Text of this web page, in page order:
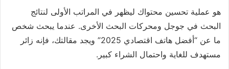
هو عملية تحسين محتواك ليظهر في المراتب الأولى لنتائج
البحث في جوجل ومحركات البحث الأخرى. عندما يبحث شخص
ما عن “أفضل هاتف اقتصادي 2025” ويجد مقالتك، فإنه زائر
مستهدف للغاية واحتمال الشراء كبير.